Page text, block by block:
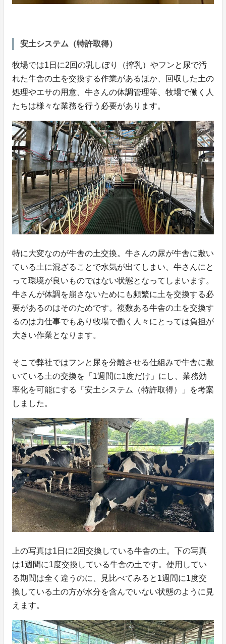
安土システム（特許取得）
牧場では1日に2回の乳しぼり（搾乳）やフンと尿で汚
れた牛舎の土を交換する作業があるほか、回収した土の
処理やエサの用意、牛さんの体調管理等、牧場で働く人
たちは様々な業務を行う必要があります。
特に大変なのが牛舎の土交換。牛さんの尿が牛舎に敷い
ている土に混ざることで水気が出てしまい、牛さんにと
って環境が良いものではない状態となってしまいます。
牛さんが体調を崩さないためにも頻繁に土を交換する必
要があるのはそのためです。複数ある牛舎の土を交換す
るのは力仕事でもあり牧場で働く人々にとっては負担が
大きい作業となります。
そこで弊社ではフンと尿を分離させる仕組みで牛舎に敷
いている土の交換を「1週間に1度だけ」にし、業務効
率化を可能にする「安土システム（特許取得）」を考案
しました。
上の写真は1日に2回交換している牛舎の土。下の写真
は1週間に1度交換している牛舎の土です。使用してい
る期間は全く違うのに、見比べてみると1週間に1度交
換している土の方が水分を含んでいない状態のように見
えます。